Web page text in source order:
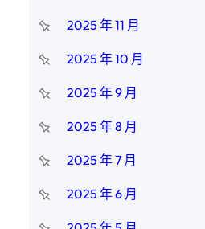
2025 年 11 月
2025 年 10 月
2025 年 9 月
2025 年 8 月
2025 年 7 月
2025 年 6 月